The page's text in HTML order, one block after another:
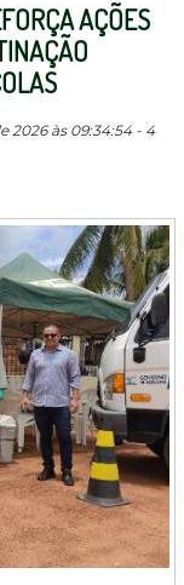
AÇÕES
2026 às 09:34:54 - 4